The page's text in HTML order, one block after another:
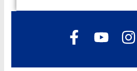
a
c
o
u
n
s